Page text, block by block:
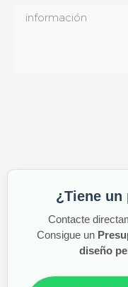
¿Tiene un
Contacte
Consigue un
diseño